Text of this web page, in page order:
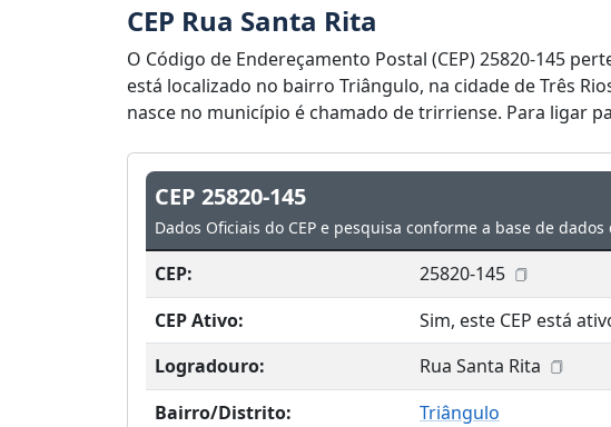
CEP Rua Santa Rita
O Código de Endereçamento Postal (CEP) 25820-145
está localizado no bairro Triângulo, na cidade de Três
nasce no município é chamado de trirriense. Para ligar
CEP 25820-145
Dados Oficiais do CEP e pesquisa conforme a base de dados
CEP:
25820-145
CEP Ativo:
Sim, este CEP está
Logradouro:
Rua Santa Rita
Bairro/Distrito:
Triângulo